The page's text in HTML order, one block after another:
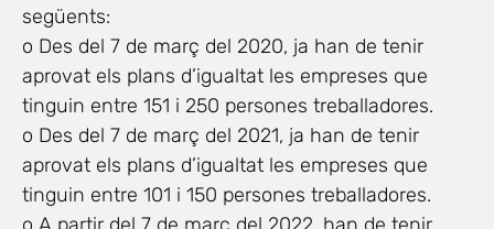
següents:
o Des del 7 de març del 2020, ja han de tenir
aprovat els plans d’igualtat les empreses que
tinguin entre 151 i 250 persones treballadores.
o Des del 7 de març del 2021, ja han de tenir
aprovat els plans d’igualtat les empreses que
tinguin entre 101 i 150 persones treballadores.